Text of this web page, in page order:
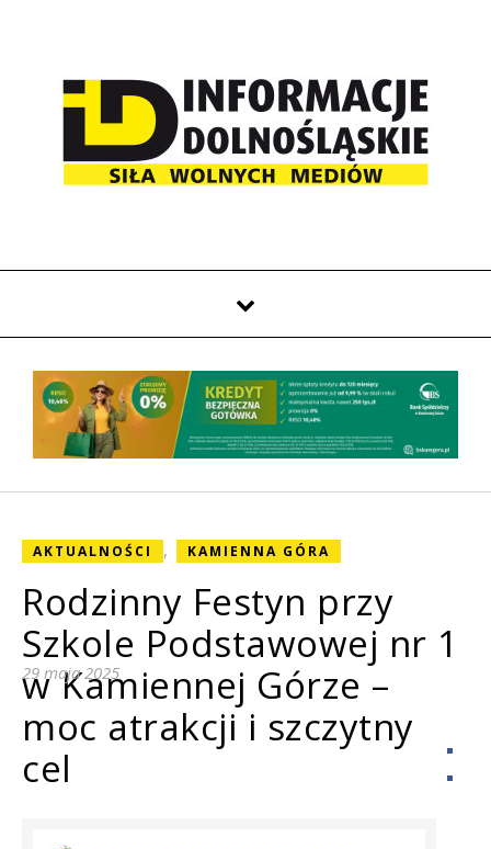
AKTUALNOŚCI , KAMIENNA GÓRA
Rodzinny Festyn przy
Szkole Podstawowej nr 1
w Kamiennej Górze –
moc atrakcji i szczytny
cel
29 maja 2025